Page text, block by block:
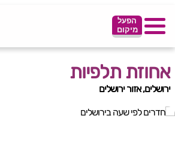
הפעל
מיקום
אחוזת תלפיות
ירושלים, אזור ירושלים